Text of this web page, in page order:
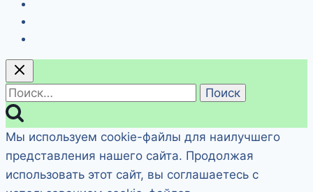
Найти:
Мы используем cookie-файлы для наилучшего
представления нашего сайта. Продолжая
использовать этот сайт, вы соглашаетесь с